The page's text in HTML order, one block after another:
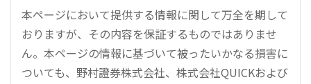
本ページにおいて提供する情報に関して万全を期して
おりますが、その内容を保証するものではありませ
ん。本ページの情報に基づいて被ったいかなる損害に
ついても、野村證券株式会社、株式会社QUICKおよび